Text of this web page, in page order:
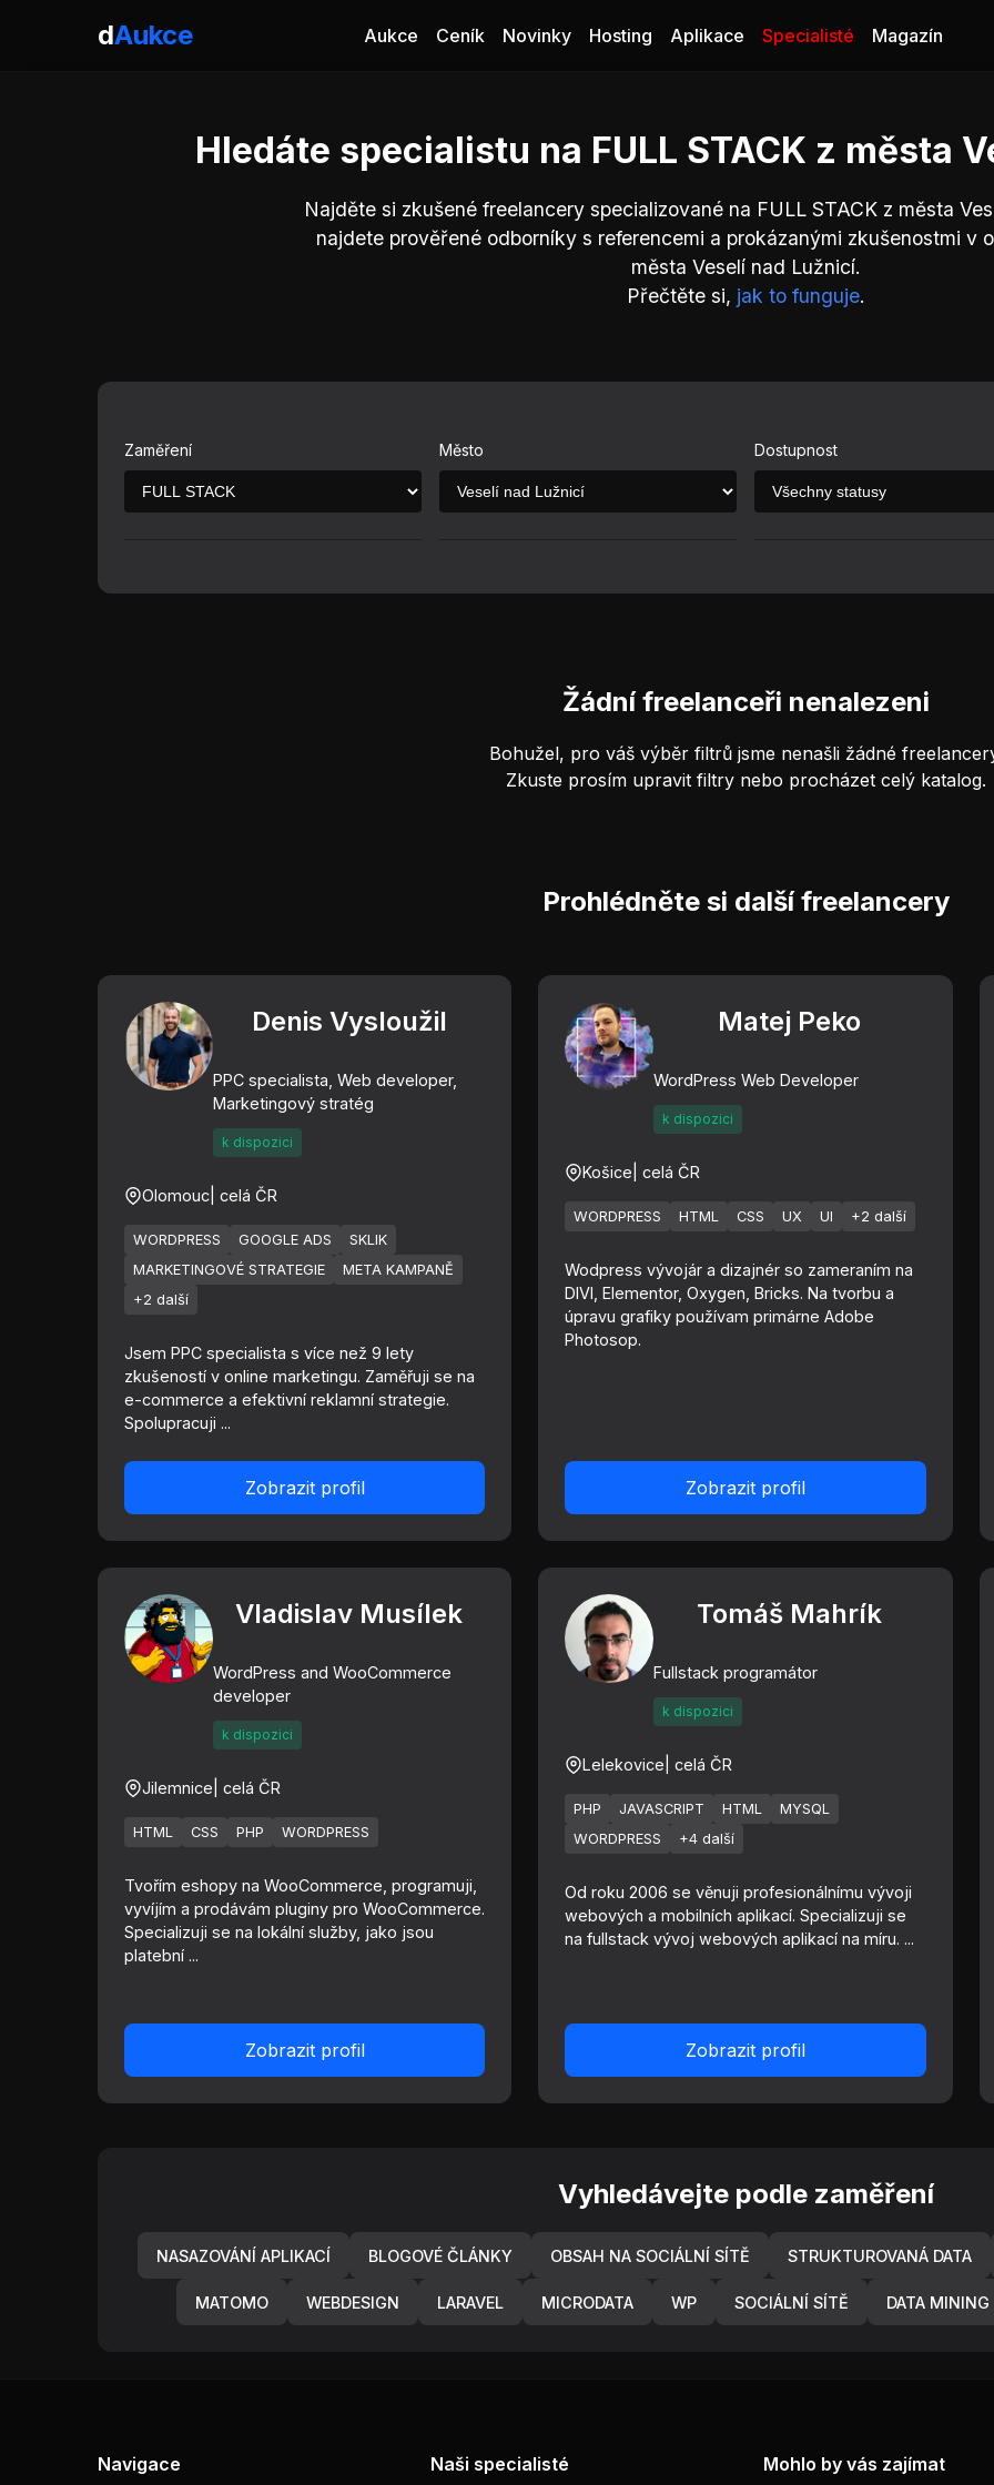
dAukce Aukce Ceník Novinky Hosting Aplikace Specialisté Magazín
Hledáte specialistu na FULL STACK z města
Najděte si zkušené freelancery specializované na FULL STACK z města
najdete prověřené odborníky s referencemi a prokázanými zkušenostmi v
města Veselí nad Lužnicí.
Přečtěte si, jak to funguje.
Zaměření Město Dostupnost
Žádní freelanceři nenalezeni
Bohužel, pro váš výběr filtrů jsme nenašli žádné
Zkuste prosím upravit filtry nebo procházet celý katalog.
Prohlédněte si další freelancery
Denis Vysloužil
PPC specialista, Web developer,
Marketingový stratég
k dispozici
Olomouc | celá ČR
WORDPRESS GOOGLE ADS
SKLIK
MARKETINGOVÉ STRATEGIE
META KAMPANĚ
+2 další
Jsem PPC specialista s více než 9 lety
zkušeností v online marketingu. Zaměřuji se na
e-commerce a efektivní reklamní strategie.
Spolupracuji ...
Zobrazit profil
Matej Peko
WordPress Web Developer
k dispozici
Košice | celá ČR
WORDPRESS HTML CSS UX UI +2 další
Wodpress vývojár a dizajnér so zameraním na
DIVI, Elementor, Oxygen, Bricks. Na tvorbu a
úpravu grafiky používam primárne Adobe
Photosop.
Zobrazit profil
Vladislav Musílek
WordPress and WooCommerce
developer
k dispozici
Jilemnice | celá ČR
HTML CSS PHP WORDPRESS
Tvořím eshopy na WooCommerce, programuji,
vyvíjím a prodávám pluginy pro WooCommerce.
Specializuji se na lokální služby, jako jsou
platební ...
Zobrazit profil
Tomáš Mahrík
Fullstack programátor
k dispozici
Lelekovice | celá ČR
PHP JAVASCRIPT HTML
MYSQL
WORDPRESS
+4 další
Od roku 2006 se věnuji profesionálnímu vývoji
webových a mobilních aplikací. Specializuji se
na fullstack vývoj webových aplikací na míru. ...
Zobrazit profil
Vyhledávejte podle zaměření
NASAZOVÁNÍ APLIKACÍ BLOGOVÉ ČLÁNKY OBSAH NA SOCIÁLNÍ SÍTĚ STRUKTUROVANÁ DATA
MATOMO WEBDESIGN LARAVEL MICRODATA WP SOCIÁLNÍ SÍTĚ DATA MINING
Navigace Naši specialisté Mohlo by vás zajímat